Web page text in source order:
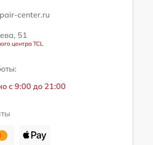
center.ru
51
центра TCL
с 9:00 до 21:00